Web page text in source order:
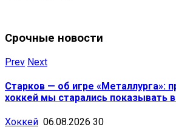
Срочные новости
Prev Next
Старков — об игре «Металлурга»:
хоккей мы старались показывать
Хоккей 06.08.2026 30